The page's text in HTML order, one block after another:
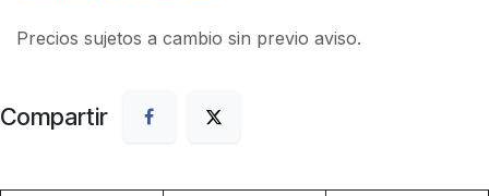
Precios sujetos a cambio sin previo aviso.
Compartir